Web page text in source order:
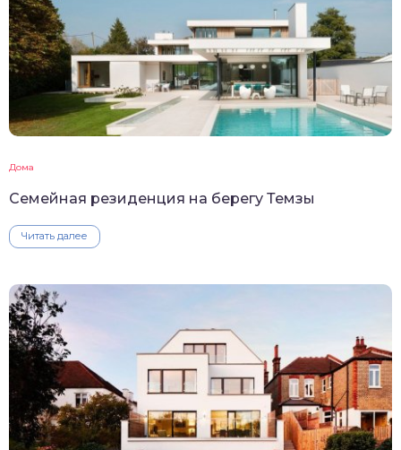
Дома
Семейная резиденция на берегу Темзы
Читать далее